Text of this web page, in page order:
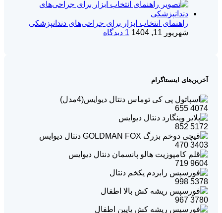
راهنمای انتخاب ابزار برای جراحی‌های دندانپزشکی
شهریور 11, 1404
1 دیدگاه
آخرین‌های اینستاگرام
4074
655
5172
852
3403
470
9604
719
5378
998
3780
967